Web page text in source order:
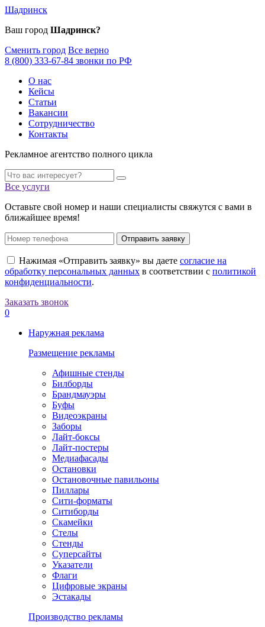
Шадринск
Ваш город Шадринск?
Сменить город Все верно
8 (800) 333-67-84 звонки по РФ
О нас
Кейсы
Статьи
Вакансии
Сотрудничество
Контакты
Рекламное агентство полного цикла
Все услуги
Оставьте свой номер и наши специалисты свяжутся с вами в
ближайшее время!
Отправить заявку
Нажимая «Отправить заявку» вы даете согласие на
обработку персональных данных в соответствии с политикой
конфиденциальности.
Заказать звонок
0
Наружная реклама
Размещение рекламы
Афишные стенды
Билборды
Брандмауэры
Буфы
Видеоэкраны
Заборы
Лайт-боксы
Лайт-постеры
Медиафасады
Остановки
Остановочные павильоны
Пиллары
Сити-форматы
Ситиборды
Скамейки
Стелы
Стенды
Суперсайты
Указатели
Флаги
Цифровые экраны
Эстакады
Производство рекламы